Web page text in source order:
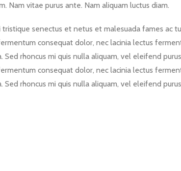
Nam vitae purus ante. Nam aliquam luctus diam.
senectus et netus et malesuada fames ac
consequat dolor, nec lacinia lectus
Sed rhoncus mi quis nulla aliquam, vel eleifend
consequat dolor, nec lacinia lectus
Sed rhoncus mi quis nulla aliquam, vel eleifend